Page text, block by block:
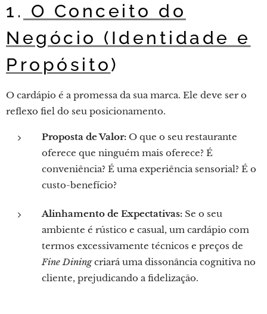
1. O Conceito do
Negócio (Identidade e
Propósito)
O cardápio é a promessa da sua marca. Ele deve ser o
reflexo fiel do seu posicionamento.
Proposta de Valor: O que o seu restaurante
oferece que ninguém mais oferece? É
conveniência? É uma experiência sensorial? É o
custo-benefício?
Alinhamento de Expectativas: Se o seu
ambiente é rústico e casual, um cardápio com
termos excessivamente técnicos e preços de
Fine Diningcriará uma dissonância cognitiva no
cliente, prejudicando a fidelização.